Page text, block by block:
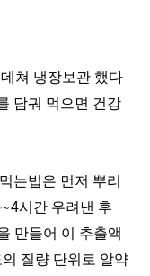
쳐 냉장보관 했다
담궈 먹으면 건강
는법은 먼저 뿌리
시간 우려낸 후
만들어 이 추출액
질량 단위로 알약